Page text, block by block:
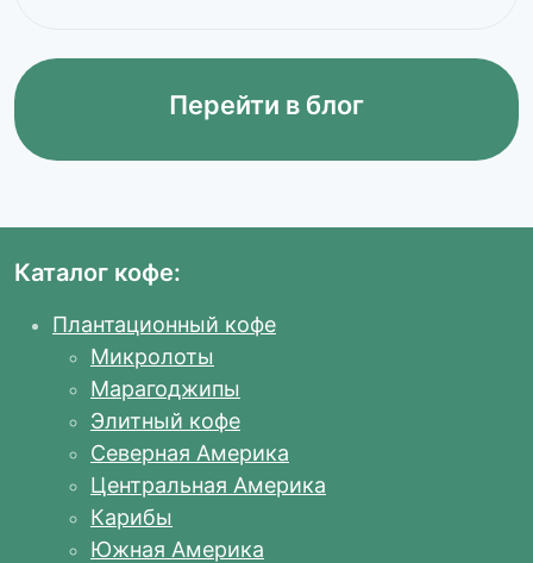
Перейти в блог
Каталог кофе:
Плантационный кофе
Микролоты
Марагоджипы
Элитный кофе
Северная Америка
Центральная Америка
Карибы
Южная Америка